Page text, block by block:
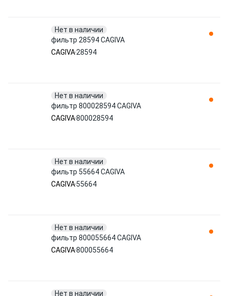
Нет в наличии
фильтр 28594 CAGIVA
CAGIVA28594
Нет в наличии
фильтр 800028594 CAGIVA
CAGIVA800028594
Нет в наличии
фильтр 55664 CAGIVA
CAGIVA55664
Нет в наличии
фильтр 800055664 CAGIVA
CAGIVA800055664
Нет в наличии